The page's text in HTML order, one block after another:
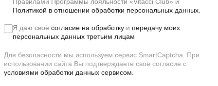
Политикой в отношении обработки персональных данных.
Я даю своё согласие на обработку и передачу моих
персональных данных третьим лицам
Для безопасности мы используем сервис SmartCaptcha. При
использовании сайта Вы подтверждаете своё согласие с
условиями обработки данных сервисом.